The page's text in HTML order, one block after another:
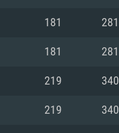
181 281
181 281
219 340
219 340